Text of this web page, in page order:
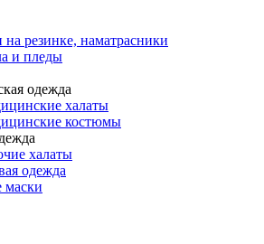
резинке, наматрасники
и пледы
одежда
халаты
костюмы
халаты
одежда
маски